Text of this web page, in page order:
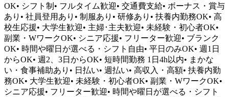
OK• シフト制• フルタイム歓迎• 交通費支給• ボーナス・賞与
あり• 社員登用あり• 制服あり• 研修あり• 扶養内勤務OK• 高
校生応援• 大学生歓迎• 主婦･主夫歓迎• 未経験・初心者OK•
副業・WワークOK• シニア応援• フリーター歓迎• ブランク
OK• 時間や曜日が選べる・シフト自由• 平日のみOK• 週1日
からOK• 週2、3日からOK• 短時間勤務 1日4h以内• まかな
い・食事補助あり• 日払い• 週払い• 高収入・高額• 扶養内勤
務OK• 大学生歓迎• 未経験・初心者OK• 副業・WワークOK•
シニア応援• フリーター歓迎• 時間や曜日が選べる・シフト